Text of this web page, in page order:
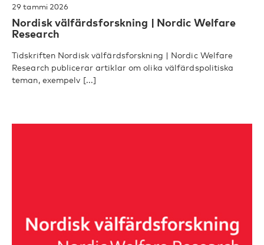
29 tammi 2026
Nordisk välfärdsforskning | Nordic Welfare
Research
Tidskriften Nordisk välfärdsforskning | Nordic Welfare
Research publicerar artiklar om olika välfärdspolitiska
teman, exempelv [...]